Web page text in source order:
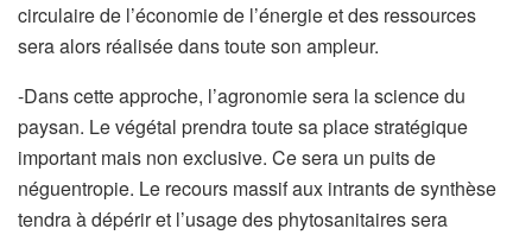
circulaire de l’économie de l’énergie et des ressources
sera alors réalisée dans toute son ampleur.
-Dans cette approche, l’agronomie sera la science du
paysan. Le végétal prendra toute sa place stratégique
important mais non exclusive. Ce sera un puits de
néguentropie. Le recours massif aux intrants de synthèse
tendra à dépérir et l’usage des phytosanitaires sera